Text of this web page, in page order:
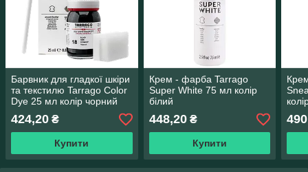
Барвник для гладкої шкіри
та текстилю Tarrago Color
Dye 25 мл колір чорний
(18)
424,20 ₴
Купити
Крем - фарба Tarrago
Super White 75 мл колір
білий
448,20₴
Купити